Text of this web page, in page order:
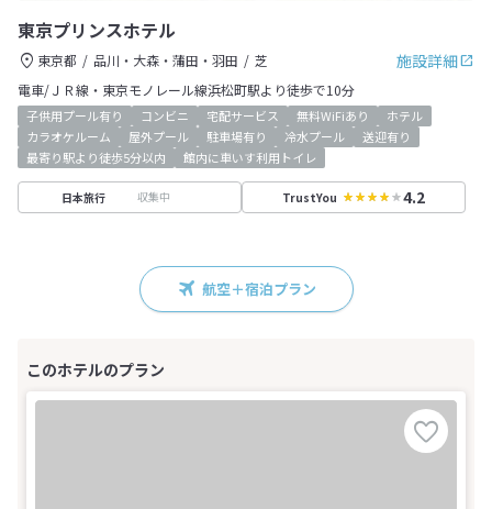
東京プリンスホテル
施設詳細
東京都 品川・大森・蒲田・羽田
芝
電車/ＪＲ線・東京モノレール線浜松町駅より徒歩で10分
子供用プール有り コンビニ 宅配サービス 無料WiFiあり
ホテル
カラオケルーム
屋外プール 駐車場有り 冷水プール
送迎有り
最寄り駅より徒歩5分以内
館内に車いす利用トイレ
日本旅行 収集中 TrustYou 4.2
航空＋宿泊プラン